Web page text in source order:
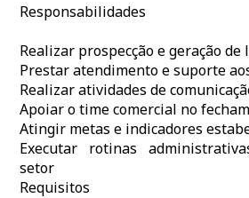
Responsabilidades
Realizar prospecção e geração de
Prestar atendimento e suporte
Realizar atividades de
Apoiar o time comercial no
Atingir metas e indicadores
Executar rotinas
setor
Requisitos